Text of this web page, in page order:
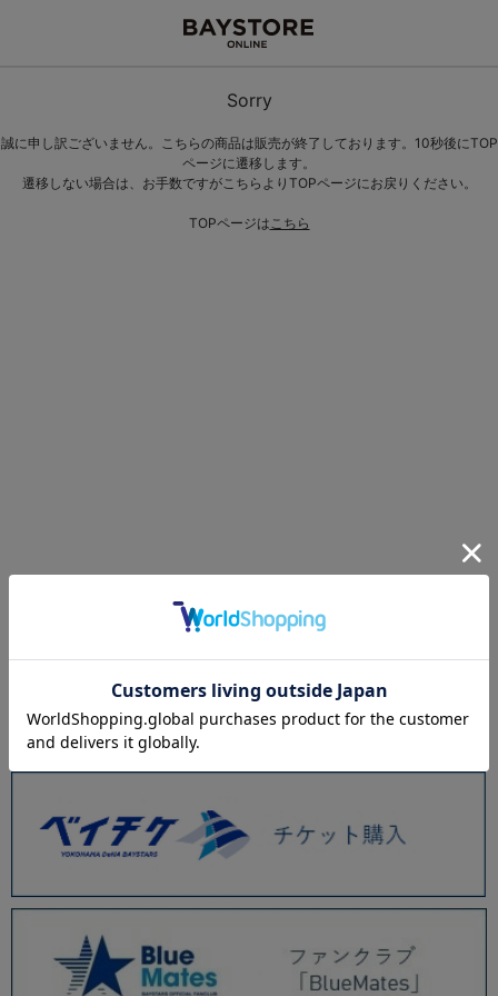
Sorry
誠に申し訳ございません。こちらの商品は販売が終了しております。10秒後にTOP
ページに遷移します。
遷移しない場合は、お手数ですがこちらよりTOPページにお戻りください。
TOPページはこちら